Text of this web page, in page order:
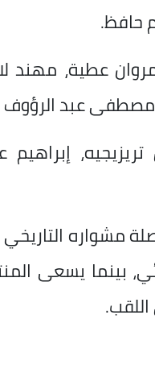
حافظ.
عطية، مهند
مصطفى عبد الرؤوف
بينما يسعى